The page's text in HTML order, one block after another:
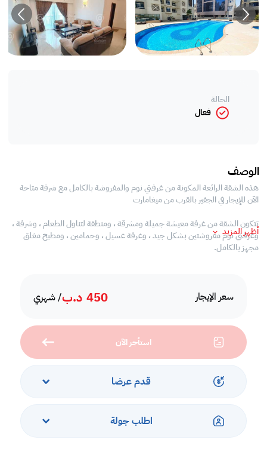
سعر الإيجار 450 د.ب/ شهري
استأجر الآن
قدم عرضا
اطلب جولة
الحالة
فعال
الوصف
هذه الشقة الرائعة المكونة من غرفتي نوم والمفروشة بالكامل مع شرفة متاحة
الآن للإيجار في الجفير بالقرب من ميغامارت
تتكون الشقة من غرفة معيشة جميلة ومشرقة ، ومنطقة لتناول الطعام ، وشرفة ،
وغرفتي نوم مفروشتين بشكل جيد ، وغرفة غسيل ، وحمامين ، ومطبخ مغلق
مجهز بالكامل.
- لعبة غولف الواقع الافتراضي
- كرة قدم داخلية
- كرة سلة داخلية
- قاعة الأحتفال
- امن على مدار 24 ساعة
- منطقة خارجية للعب الأطفال
أظهر المزيد